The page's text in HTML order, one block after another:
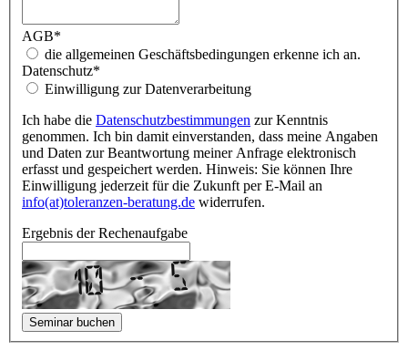
AGB*
die allgemeinen Geschäftsbedingungen erkenne ich an.
Datenschutz*
Einwilligung zur Datenverarbeitung
Ich habe die Datenschutzbestimmungen zur Kenntnis
genommen. Ich bin damit einverstanden, dass meine Angaben
und Daten zur Beantwortung meiner Anfrage elektronisch
erfasst und gespeichert werden. Hinweis: Sie können Ihre
Einwilligung jederzeit für die Zukunft per E-Mail an
info(at)toleranzen-beratung.de widerrufen.
Ergebnis der Rechenaufgabe